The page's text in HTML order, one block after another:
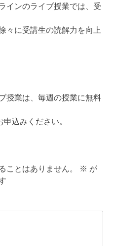
インのライブ授業では、受
々に受講生の読解力を向上
授業は、毎週の授業に無料
申込みください。
ことはありません。 ※ が